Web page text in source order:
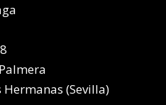
Hermanas (Sevilla)